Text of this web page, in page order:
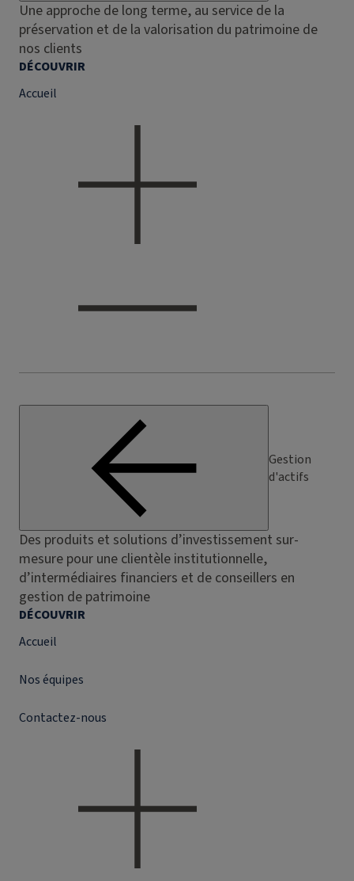
Une approche de long terme, au service de la
préservation et de la valorisation du patrimoine de
nos clients
DÉCOUVRIR
Accueil
Gestion
d'actifs
Des produits et solutions d’investissement sur-
mesure pour une clientèle institutionnelle,
d’intermédiaires financiers et de conseillers en
gestion de patrimoine
DÉCOUVRIR
Accueil
Nos équipes
Contactez-nous